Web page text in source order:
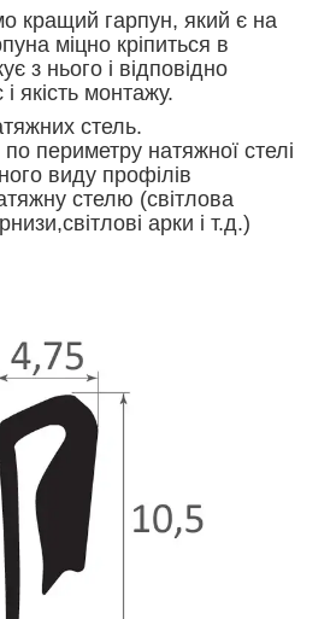
кращий гарпун, який є на
міцно кріпиться в
з нього і відповідно
якість монтажу.
стель.
периметру натяжної стелі
виду профілів
стелю (світлова
арки і т.д.)